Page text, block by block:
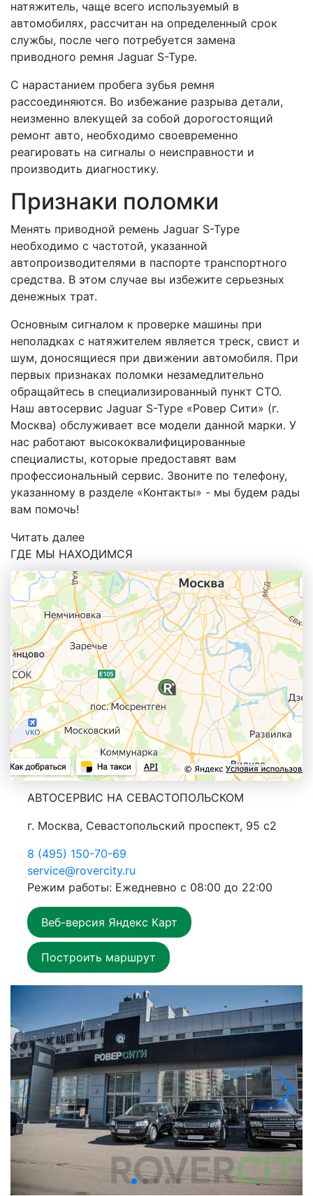
натяжитель, чаще всего используемый в
автомобилях, рассчитан на определенный срок
службы, после чего потребуется замена
приводного ремня Jaguar S-Type.
С нарастанием пробега зубья ремня
рассоединяются. Во избежание разрыва детали,
неизменно влекущей за собой дорогостоящий
ремонт авто, необходимо своевременно
реагировать на сигналы о неисправности и
производить диагностику.
Признаки поломки
Менять приводной ремень Jaguar S-Type
необходимо с частотой, указанной
автопроизводителями в паспорте транспортного
средства. В этом случае вы избежите серьезных
денежных трат.
Основным сигналом к проверке машины при
неполадках с натяжителем является треск, свист и
шум, доносящиеся при движении автомобиля. При
первых признаках поломки незамедлительно
обращайтесь в специализированный пункт СТО.
Наш автосервис Jaguar S-Type «Ровер Сити» (г.
Москва) обслуживает все модели данной марки. У
нас работают высококвалифицированные
специалисты, которые предоставят вам
профессиональный сервис. Звоните по телефону,
указанному в разделе «Контакты» - мы будем рады
вам помочь!
Читать далее
ГДЕ МЫ НАХОДИМСЯ
АВТОСЕРВИС НА СЕВАСТОПОЛЬСКОМ
г. Москва, Севастопольский проспект, 95 с2
8 (495) 150-70-69
service@rovercity.ru
Режим работы: Ежедневно с 08:00 до 22:00
Веб-версия Яндекс Карт
Построить маршрут